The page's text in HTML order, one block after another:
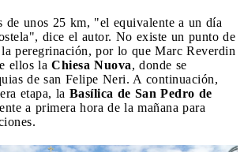
de unos 25 km, "el equivalente a un día
dice el autor. No existe un punto de
peregrinación, por lo que Marc Reverdin
ellos la Chiesa Nuova, donde se
de san Felipe Neri. A continuación,
etapa, la Basílica de San Pedro de
a primera hora de la mañana para